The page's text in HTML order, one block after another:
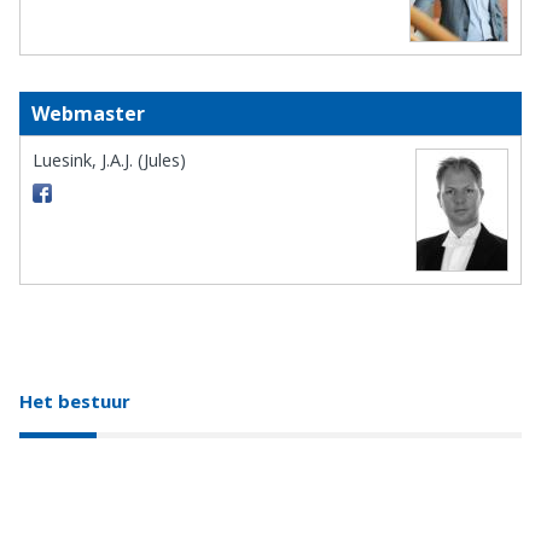
Webmaster
Luesink, J.A.J. (Jules)
Het bestuur